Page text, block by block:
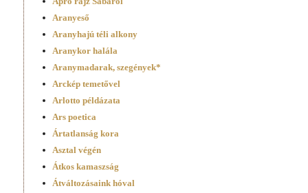
Aranyeső
Aranyhajú téli alkony
Aranykor halála
Aranymadarak, szegények*
Arckép temetővel
Arlotto példázata
Ars poetica
Ártatlanság kora
Asztal végén
Átkos kamaszság
Átváltozásaink hóval